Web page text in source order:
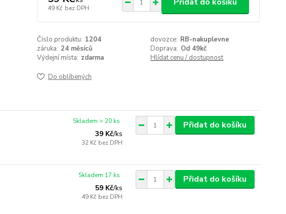
49 Kč bez DPH
Číslo produktu: 1204 dovozce: RB-nakuplevne
záruka: 24 měsíců Doprava: Od 49kč
Výdejní místa: zdarma Hlídat cenu / dostupnost
Do oblíbených
39 Kč/ks
32 Kč bez DPH
Skladem > 20 ks Přidat do košíku
59 Kč/ks
49 Kč bez DPH
Skladem 17 ks Přidat do košíku